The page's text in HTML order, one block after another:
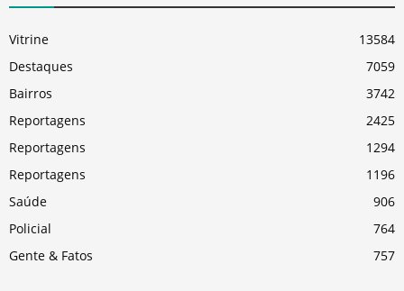
Vitrine
13584
Destaques
7059
Bairros
3742
Reportagens
2425
Reportagens
1294
Reportagens
1196
Saúde
906
Policial
764
Gente & Fatos
757